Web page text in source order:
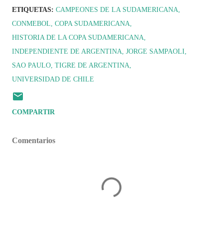
ETIQUETAS: CAMPEONES DE LA SUDAMERICANA
CONMEBOL COPA SUDAMERICANA
HISTORIA DE LA COPA SUDAMERICANA
INDEPENDIENTE DE ARGENTINA JORGE SAMPAOLI
SAO PAULO TIGRE DE ARGENTINA
UNIVERSIDAD DE CHILE
COMPARTIR
Comentarios